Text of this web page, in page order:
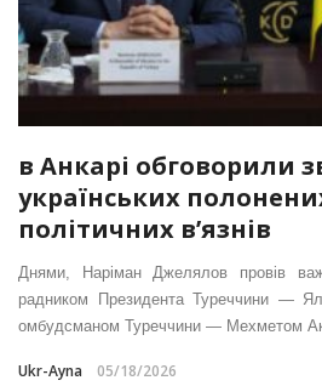
в Анкарі обговорили
українських
політичних в’язнів
Днями, Наріман Джелялов провів
радником Президента Туреччини —
омбудсманом Туреччини — Мехметом
Ukr-Ayna 05/18/2026